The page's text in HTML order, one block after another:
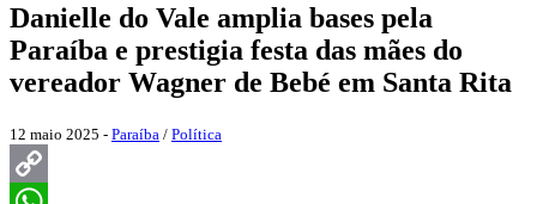
Danielle do Vale amplia bases pela
Paraíba e prestigia festa das mães do
vereador Wagner de Bebé em Santa Rita
12 maio 2025 - Paraíba / Política